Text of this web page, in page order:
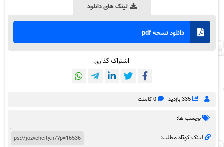
لینک های دانلود
دانلود نسخه pdf
اشتراک گذاری
335 بازدید 0 کامنت
برچسب ها:
لینک کوتاه مطلب: